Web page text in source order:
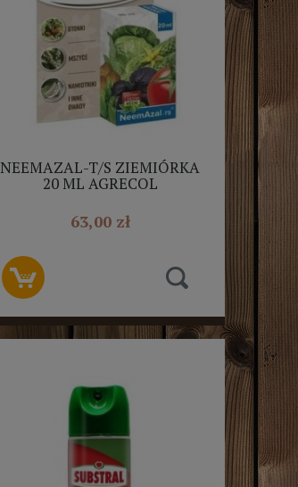
NEEMAZAL-T/S ZIEMIÓRKA
20 ML AGRECOL
63,00 zł